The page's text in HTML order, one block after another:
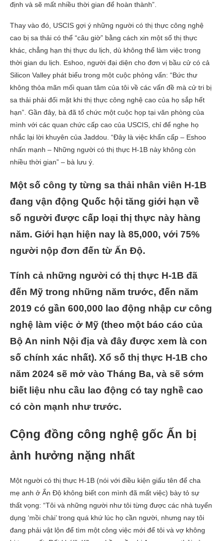
định và sẽ mất nhiều thời gian để hoàn thành”.
Thay vào đó, USCIS gợi ý những người có thị thực công nghệ
cao bị sa thải có thể “câu giờ” bằng cách xin một số thị thực
khác, chẳng hạn thị thực du lịch, dù không thể làm việc trong
thời gian du lịch. Eshoo, người đại diện cho đơn vị bầu cử có cả
Silicon Valley phát biểu trong một cuộc phỏng vấn: “Bức thư
không thỏa mãn mối quan tâm của tôi về các vấn đề mà cử tri bị
sa thải phải đối mặt khi thị thực công nghệ cao của họ sắp hết
hạn”. Gần đây, bà đã tổ chức một cuộc họp tại văn phòng của
mình với các quan chức cấp cao của USCIS, chỉ để nghe họ
nhắc lại lời khuyên của Jaddou. “Đây là việc khẩn cấp – Eshoo
nhấn mạnh – Những người có thị thực H-1B này không còn
nhiều thời gian” – bà lưu ý.
Một số công ty từng sa thải nhân viên H-1B
đang vận động Quốc hội tăng giới hạn về
số người được cấp loại thị thực này hàng
năm. Giới hạn hiện nay là 85,000, với 75%
người nộp đơn đến từ Ấn Độ.
Tính cả những người có thị thực H-1B đã
đến Mỹ trong những năm trước, đến năm
2019 có gần 600,000 lao động nhập cư công
nghệ làm việc ở Mỹ (theo một báo cáo của
Bộ An ninh Nội địa và đây được xem là con
số chính xác nhất). Xổ số thị thực H-1B cho
năm 2024 sẽ mở vào Tháng Ba, và sẽ sớm
biết liệu nhu cầu lao động có tay nghề cao
có còn mạnh như trước.
Cộng đồng công nghệ gốc Ấn bị
ảnh hưởng nặng nhất
Một người có thị thực H-1B (nói với điều kiện giấu tên để cha
mẹ anh ở Ấn Độ không biết con mình đã mất việc) bày tỏ sự
thất vọng: “Tôi và những người như tôi từng được các nhà tuyển
dụng ‘mồi chài’ trong quá khứ lúc họ cần người, nhưng nay tôi
đang phải vật lộn để tìm một công việc mới để tôi và vợ không